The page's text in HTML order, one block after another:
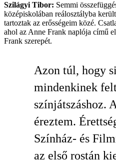
Szilágyi Tibor: Semmi
középiskolában reálosztályba
tartoztak az erősségeim közé.
ahol az Anne Frank naplója című
Frank szerepét.
Azon túl, hogy
mindenkinek
színjátszáshoz.
éreztem.
Színház- és
az első rostán